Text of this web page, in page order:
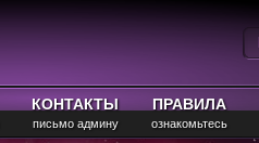
КОНТАКТЫ
письмо админу
ПРАВИЛА
ознакомьтесь